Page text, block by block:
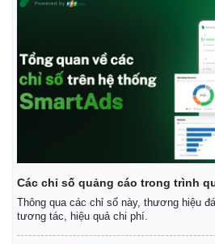
Các chỉ số quảng cáo trong trình
Thông qua các chỉ số này, thương hiệu
tương tác, hiệu quả chi phí.